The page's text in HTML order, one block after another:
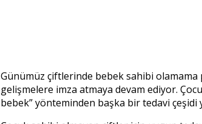
Günümüz çiftlerinde bebek sahibi
gelişmelere imza atmaya devam ediyor.
bebek yönteminden başka bir tedavi çeşidi